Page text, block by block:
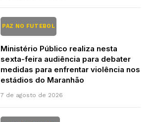
PAZ NO FUTEBOL
Ministério Público realiza nesta
sexta-feira audiência para debater
medidas para enfrentar violência nos
estádios do Maranhão
7 de agosto de 2026